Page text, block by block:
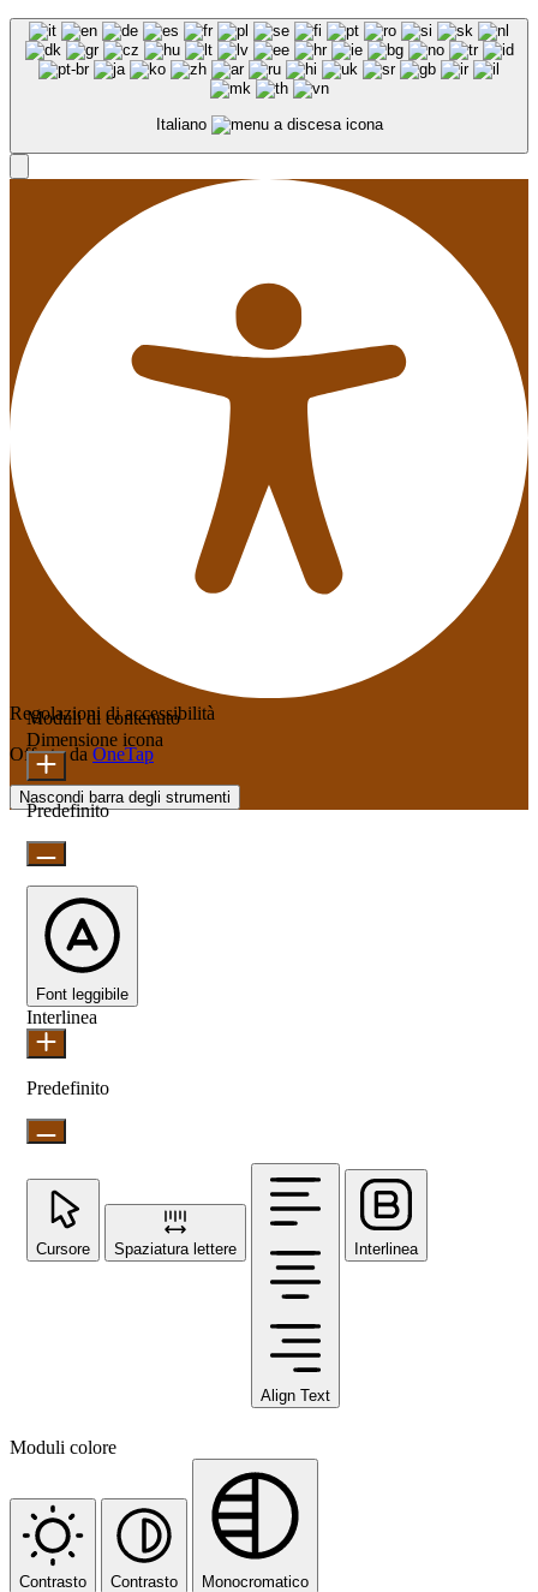
Italiano
Regolazioni di accessibilità
Offerto da OneTap
Nascondi barra degli strumenti
Moduli di contenuto
Dimensione icona
Predefinito
Font leggibile
Interlinea
Predefinito
Cursore Spaziatura lettere
Align Text
Interlinea
Moduli colore
Contrasto Contrasto Monocromatico